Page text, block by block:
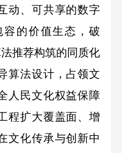
动、可共享的数字
的价值生态，破
推荐构筑的同质化
算法设计，占领文
人民文化权益保障
程扩大覆盖面、增
文化传承与创新中